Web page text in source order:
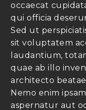
occaecat
qui officia
Sed ut
sit voluptatem
laudantium,
quae ab illo
architecto
Nemo enim
aspernatur aut